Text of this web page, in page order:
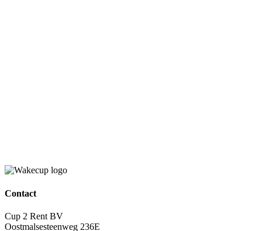
Contact
Cup 2 Rent BV
Oostmalsesteenweg 236E